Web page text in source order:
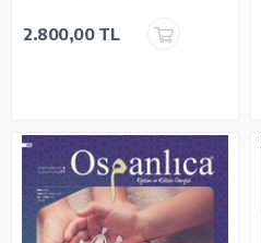
2.800,00 TL